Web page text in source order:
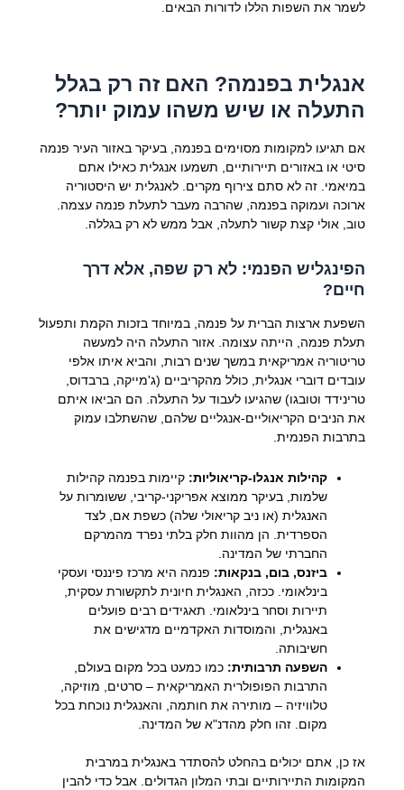
לשמר את השפות הללו לדורות הבאים.
אנגלית בפנמה? האם זה רק בגלל
התעלה או שיש משהו עמוק יותר?
אם תגיעו למקומות מסוימים בפנמה, בעיקר באזור העיר פנמה
סיטי או באזורים תיירותיים, תשמעו אנגלית כאילו אתם
במיאמי. זה לא סתם צירוף מקרים. לאנגלית יש היסטוריה
ארוכה ועמוקה בפנמה, שהרבה מעבר לתעלת פנמה עצמה.
טוב, אולי קצת קשור לתעלה, אבל ממש לא רק בגללה.
הפינגליש הפנמי: לא רק שפה, אלא דרך
חיים?
השפעת ארצות הברית על פנמה, במיוחד בזכות הקמת ותפעול
תעלת פנמה, הייתה עצומה. אזור התעלה היה למעשה
טריטוריה אמריקאית במשך שנים רבות, והביא איתו אלפי
עובדים דוברי אנגלית, כולל מהקריביים (ג'מייקה, ברבדוס,
טרינידד וטובגו) שהגיעו לעבוד על התעלה. הם הביאו איתם
את הניבים הקריאוליים-אנגליים שלהם, שהשתלבו עמוק
בתרבות הפנמית.
קהילות אנגלו-קריאוליות: קיימות בפנמה קהילות
שלמות, בעיקר ממוצא אפריקני-קריבי, ששומרות על
האנגלית (או ניב קריאולי שלה) כשפת אם, לצד
הספרדית. הן מהוות חלק בלתי נפרד מהמרקם
החברתי של המדינה.
ביזנס, בום, בנקאות: פנמה היא מרכז פיננסי ועסקי
בינלאומי. ככזה, האנגלית חיונית לתקשורת עסקית,
תיירות וסחר בינלאומי. תאגידים רבים פועלים
באנגלית, והמוסדות האקדמיים מדגישים את
חשיבותה.
השפעה תרבותית: כמו כמעט בכל מקום בעולם,
התרבות הפופולרית האמריקאית – סרטים, מוזיקה,
טלוויזיה – מותירה את חותמה, והאנגלית נוכחת בכל
מקום. זהו חלק מהדנ"א של המדינה.
אז כן, אתם יכולים בהחלט להסתדר באנגלית במרבית
המקומות התיירותיים ובתי המלון הגדולים. אבל כדי להבין